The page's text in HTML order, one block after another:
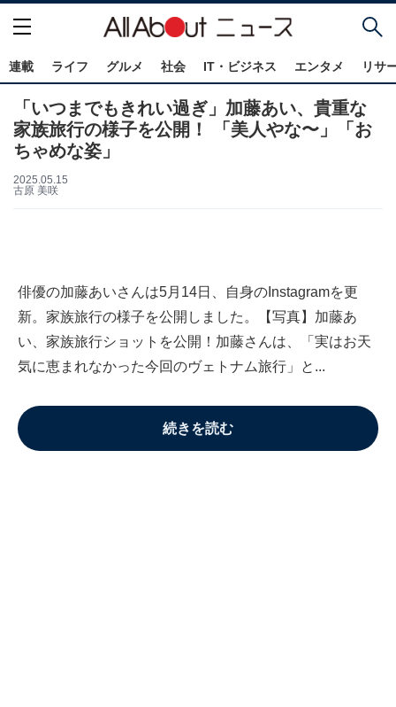
連載 ライフ グルメ 社会 IT・ビジネス エンタメ リサ
「いつまでもきれい過ぎ」加藤あい、貴重な
家族旅行の様子を公開！ 「美人やな〜」「お
ちゃめな姿」
2025.05.15
古原 美咲
俳優の加藤あいさんは5月14日、自身のInstagramを更
新。家族旅行の様子を公開しました。【写真】加藤あ
い、家族旅行ショットを公開！加藤さんは、「実はお天
気に恵まれなかった今回のヴェトナム旅行」と...
続きを読む